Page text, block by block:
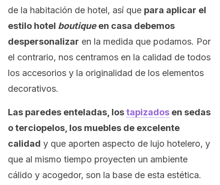
de la habitación de hotel, así que para aplicar el
estilo hotel boutiqueen casa debemos
despersonalizar en la medida que podamos. Por
el contrario, nos centramos en la calidad de todos
los accesorios y la originalidad de los elementos
decorativos.
Las paredes enteladas, lostapizados en sedas
o terciopelos, los muebles de excelente
calidad y que aporten aspecto de lujo hotelero, y
que al mismo tiempo proyecten un ambiente
cálido y acogedor, son la base de esta estética.